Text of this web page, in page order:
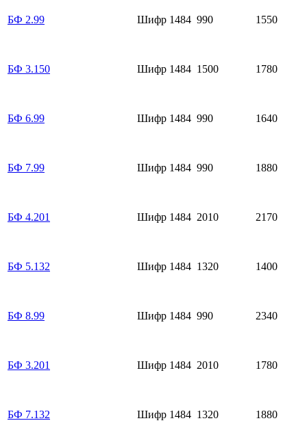
БФ 2.99 Шифр 1484 990 1550
БФ 3.150 Шифр 1484 1500 1780
БФ 6.99 Шифр 1484 990 1640
БФ 7.99 Шифр 1484 990 1880
БФ 4.201 Шифр 1484 2010 2170
БФ 5.132 Шифр 1484 1320 1400
БФ 8.99 Шифр 1484 990 2340
БФ 3.201 Шифр 1484 2010 1780
БФ 7.132 Шифр 1484 1320 1880